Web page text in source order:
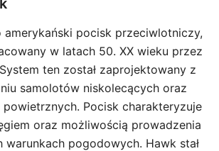
amerykański pocisk przeciwlotniczy,
w latach 50. XX wieku przez
ten został zaprojektowany z
samolotów niskolecących oraz
powietrznych. Pocisk charakteryzuje
oraz możliwością prowadzenia
pogodowych. Hawk stał